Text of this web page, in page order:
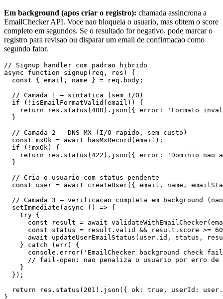
Em background (apos criar o registro): chamada assincrona a
EmailChecker API. Voce nao bloqueia o usuario, mas obtem o score
completo em segundos. Se o resultado for negativo, pode marcar o
registro para revisao ou disparar um email de confirmacao como
segundo fator.
// Signup handler com padrao hibrido
async function signup(req, res) {
  const { email, name } = req.body;
  // Camada 1 — sintatica (sem I/O)
  if (!isEmailFormatValid(email)) {
return res.status(400).json({ error: 'Formato
  }
  // Camada 2 — DNS MX (I/O rapido, sem custo)
  const mxOk = await hasMxRecord(email);
  if (!mxOk) {
return res.status(422).json({ error: 'Dominio nao
  }
  // Cria o usuario com status pendente
const user = await createUser({ email, name,
// Camada 3 — verificacao completa em background
  setImmediate(async () => {
    try {
const result = await
const status = result.valid && result.score >=
await updateUserEmailStatus(user.id, status,
    } catch (err) {
console.error('EmailChecker background check
// fail-open: nao penaliza o usuario por erro de
    }
  });
return res.status(201).json({ ok: true, userId: